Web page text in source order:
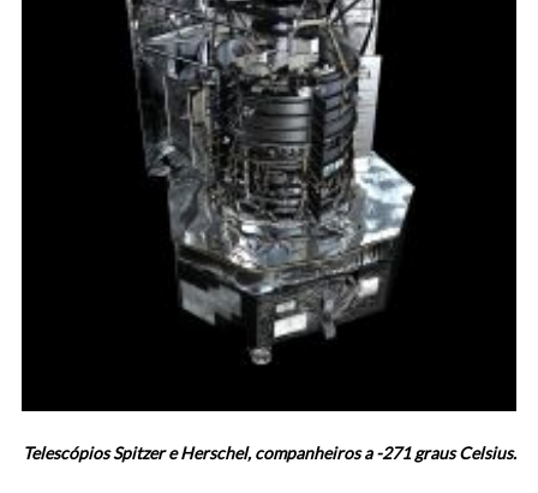
Telescópios Spitzer e Herschel, companheiros a -271 graus Celsius.